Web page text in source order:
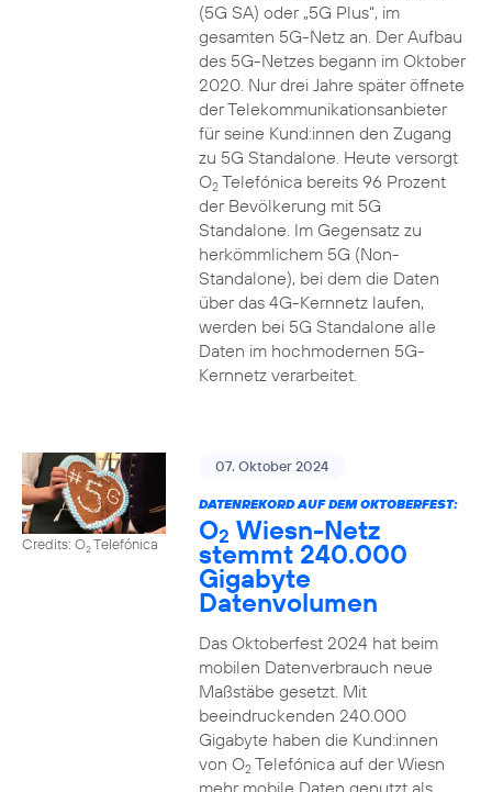
(5G SA) oder „5G Plus“, im
gesamten 5G-Netz an. Der Aufbau
des 5G-Netzes begann im Oktober
2020. Nur drei Jahre später öffnete
der Telekommunikationsanbieter
für seine Kund:innen den Zugang
zu 5G Standalone. Heute versorgt
O2Telefónica bereits 96 Prozent
der Bevölkerung mit 5G
Standalone. Im Gegensatz zu
herkömmlichem 5G (Non-
Standalone), bei dem die Daten
über das 4G-Kernnetz laufen,
werden bei 5G Standalone alle
Daten im hochmodernen 5G-
Kernnetz verarbeitet.
Credits: O2Telefónica
07. Oktober 2024
DATENREKORD AUF DEM OKTOBERFEST:
O2 Wiesn-Netz
stemmt 240.000
Gigabyte
Datenvolumen
Das Oktoberfest 2024 hat beim
mobilen Datenverbrauch neue
Maßstäbe gesetzt. Mit
beeindruckenden 240.000
Gigabyte haben die Kund:innen
von O2Telefónica auf der Wiesn
mehr mobile Daten genutzt als